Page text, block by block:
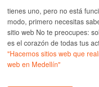
tienes uno, pero no está
modo, primero necesitas
sitio web No te preocupes:
es el corazón de todas tus
"Hacemos sitios web que
web en Medellín"